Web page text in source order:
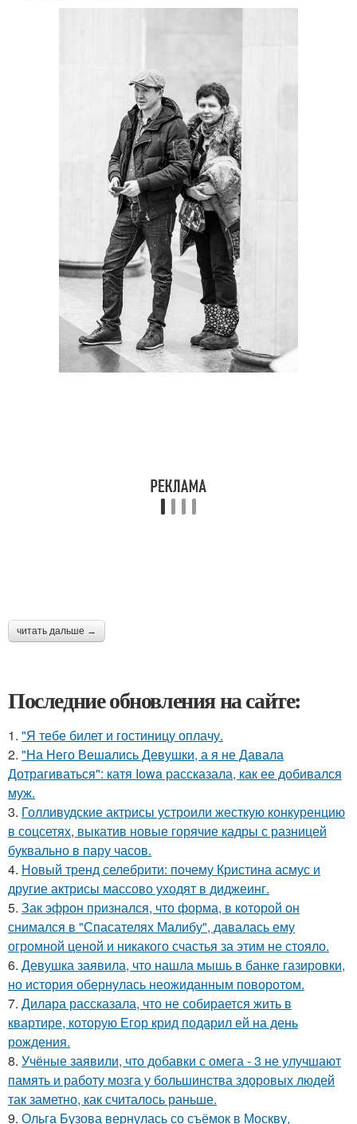
читать дальше →
Последние обновления на сайте:
1. "Я тебе билет и гостиницу оплачу.
2. "На Него Вешались Девушки, а я не Давала
Дотрагиваться": катя Iowa рассказала, как ее добивался
муж.
3. Голливудские актрисы устроили жесткую конкуренцию
в соцсетях, выкатив новые горячие кадры с разницей
буквально в пару часов.
4. Новый тренд селебрити: почему Кристина асмус и
другие актрисы массово уходят в диджеинг.
5. Зак эфрон признался, что форма, в которой он
снимался в "Спасателях Малибу", давалась ему
огромной ценой и никакого счастья за этим не стояло.
6. Девушка заявила, что нашла мышь в банке газировки,
но история обернулась неожиданным поворотом.
7. Дилара рассказала, что не собирается жить в
квартире, которую Егор крид подарил ей на день
рождения.
8. Учёные заявили, что добавки с омега - 3 не улучшают
память и работу мозга у большинства здоровых людей
так заметно, как считалось раньше.
9. Ольга Бузова вернулась со съёмок в Москву,